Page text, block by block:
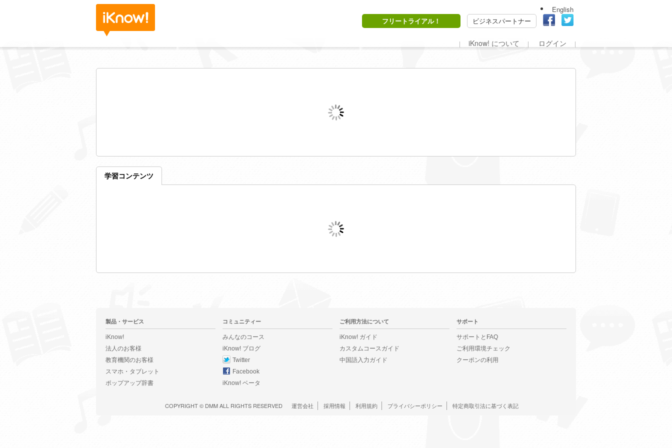
English
フリートライアル！
ビジネスパートナー
iKnow! について ログイン
学習コンテンツ
製品・サービス
iKnow!
法人のお客様
教育機関のお客様
スマホ・タブレット
ポップアップ辞書
コミュニティー
みんなのコース
iKnow! ブログ
Twitter
Facebook
iKnow! ベータ
ご利用方法について
iKnow! ガイド
カスタムコースガイド
中国語入力ガイド
サポート
サポートとFAQ
ご利用環境チェック
クーポンの利用
COPYRIGHT © DMMALL RIGHTS RESERVED 運営会社 採用情報 利用規約 プライバシーポリシー 特定商取引法に基づく表記